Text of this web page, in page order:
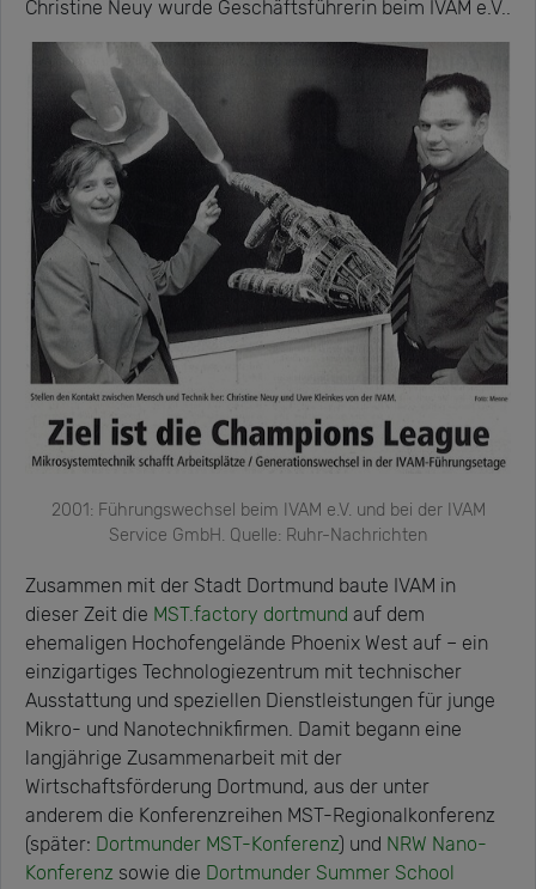
Christine Neuy wurde Geschäftsführerin beim IVAM e.V..
2001: Führungswechsel beim IVAM e.V. und bei der IVAM
Service GmbH. Quelle: Ruhr-Nachrichten
Zusammen mit der Stadt Dortmund baute IVAM in
dieser Zeit die MST.factory dortmund auf dem
ehemaligen Hochofengelände Phoenix West auf – ein
einzigartiges Technologiezentrum mit technischer
Ausstattung und speziellen Dienstleistungen für junge
Mikro- und Nanotechnikfirmen. Damit begann eine
langjährige Zusammenarbeit mit der
Wirtschaftsförderung Dortmund, aus der unter
anderem die Konferenzreihen MST-Regionalkonferenz
(später: Dortmunder MST-Konferenz) und NRW Nano-
Konferenz sowie die Dortmunder Summer School